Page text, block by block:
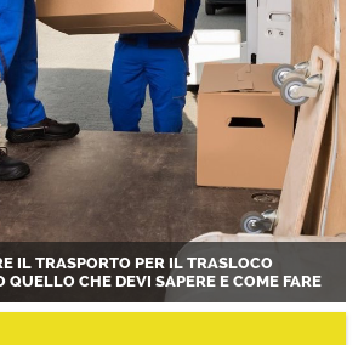
IL TRASPORTO PER IL TRASLOCO
QUELLO CHE DEVI SAPERE E COME FARE